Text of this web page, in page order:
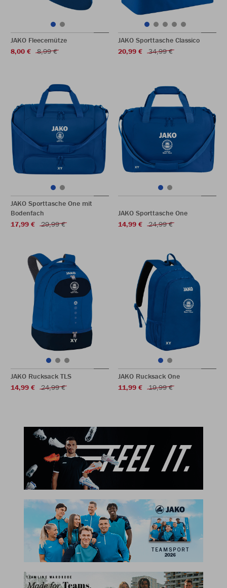
JAKO Fleecemütze
8,00 €
8,99 €
JAKO Sporttasche Classico
20,99 €
34,99 €
JAKO Sporttasche One mit
Bodenfach
17,99 €
29,99 €
JAKO Sporttasche One
14,99 €
24,99 €
JAKO Rucksack TLS
14,99 €
24,99 €
JAKO Rucksack One
11,99 €
19,99 €